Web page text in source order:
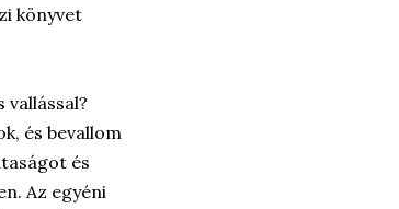
könyvet
és bevallom
és
Az egyéni